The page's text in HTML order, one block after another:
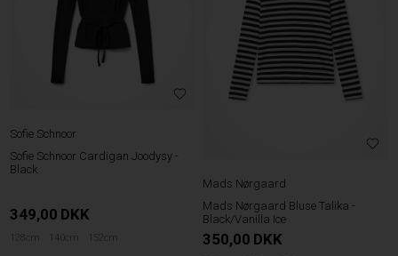
Sofie Schnoor
Sofie Schnoor Cardigan Joodysy -
Black
349,00 DKK
128cm 140cm 152cm
Mads Nørgaard
Mads Nørgaard Bluse Talika -
Black/Vanilla Ice
350,00 DKK